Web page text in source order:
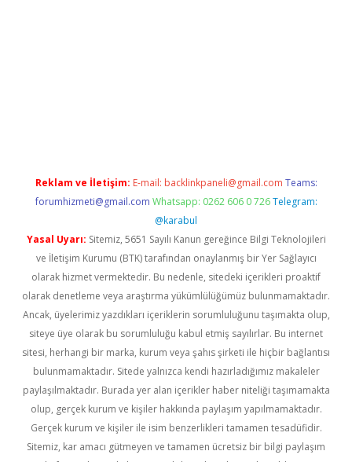
Reklam ve İletişim: E-mail: backlinkpaneli@gmail.com Teams:
forumhizmeti@gmail.com Whatsapp: 0262 606 0 726 Telegram:
@karabul
Yasal Uyarı: Sitemiz, 5651 Sayılı Kanun gereğince Bilgi Teknolojileri
ve İletişim Kurumu (BTK) tarafından onaylanmış bir Yer Sağlayıcı
olarak hizmet vermektedir. Bu nedenle, sitedeki içerikleri proaktif
olarak denetleme veya araştırma yükümlülüğümüz bulunmamaktadır.
Ancak, üyelerimiz yazdıkları içeriklerin sorumluluğunu taşımakta olup,
siteye üye olarak bu sorumluluğu kabul etmiş sayılırlar. Bu internet
sitesi, herhangi bir marka, kurum veya şahıs şirketi ile hiçbir bağlantısı
bulunmamaktadır. Sitede yalnızca kendi hazırladığımız makaleler
paylaşılmaktadır. Burada yer alan içerikler haber niteliği taşımamakta
olup, gerçek kurum ve kişiler hakkında paylaşım yapılmamaktadır.
Gerçek kurum ve kişiler ile isim benzerlikleri tamamen tesadüfidir.
Sitemiz, kar amacı gütmeyen ve tamamen ücretsiz bir bilgi paylaşım